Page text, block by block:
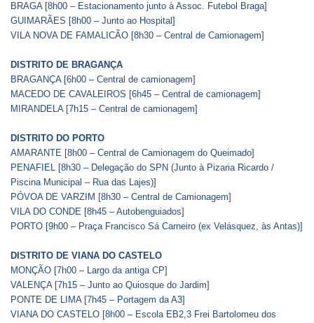
BRAGA [8h00 – Estacionamento junto à Assoc. Futebol Braga]
GUIMARÃES [8h00 – Junto ao Hospital]
VILA NOVA DE FAMALICÃO [8h30 – Central de Camionagem]
DISTRITO DE BRAGANÇA
BRAGANÇA [6h00 – Central de camionagem]
MACEDO DE CAVALEIROS [6h45 – Central de camionagem]
MIRANDELA [7h15 – Central de camionagem]
DISTRITO DO PORTO
AMARANTE [8h00 – Central de Camionagem do Queimado]
PENAFIEL [8h30 – Delegação do SPN (Junto à Pizaria Ricardo /
Piscina Municipal – Rua das Lajes)]
PÓVOA DE VARZIM [8h30 – Central de Camionagem]
VILA DO CONDE [8h45 – Autobenguiados]
PORTO [9h00 – Praça Francisco Sá Carneiro (ex Velásquez, às Antas)]
DISTRITO DE VIANA DO CASTELO
MONÇÃO [7h00 – Largo da antiga CP]
VALENÇA [7h15 – Junto ao Quiosque do Jardim]
PONTE DE LIMA [7h45 – Portagem da A3]
VIANA DO CASTELO [8h00 – Escola EB2,3 Frei Bartolomeu dos